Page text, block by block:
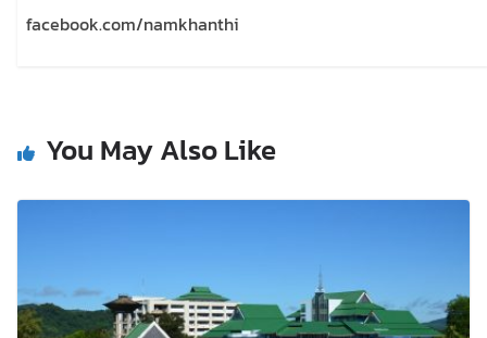
facebook.com/namkhanthi
You May Also Like